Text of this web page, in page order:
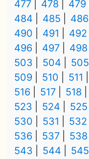
477 478 479
484
485 486
490
491 492
496
497 498
503
504 505
509
510 511
516
517 518
523
524 525
530
531 532
536
537 538
543
544 545